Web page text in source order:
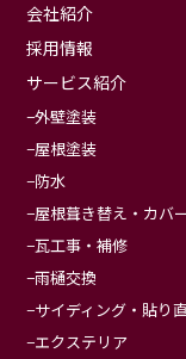
会社紹介
採用情報
サービス紹介
外壁塗装
屋根塗装
防水
屋根葺き替え・カバ
瓦工事・補修
雨樋交換
サイディング・貼り
エクステリア